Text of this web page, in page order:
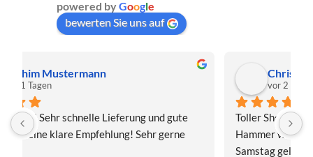
powered byGoogle
bewerten Sie uns auf
Christa Meis
Toller Shop, Top Qualität. Aber der absolute
Hammer war der Turboversand!!! Freitag bestellt,
Samstag geliefert! Mega, nur zu empfehlen👍